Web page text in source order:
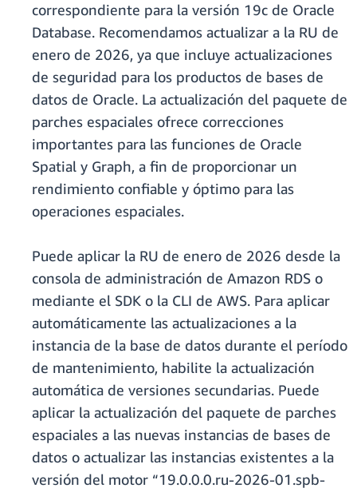
correspondiente para la versión 19c de Oracle
Database. Recomendamos actualizar a la RU de
enero de 2026, ya que incluye actualizaciones
de seguridad para los productos de bases de
datos de Oracle. La actualización del paquete de
parches espaciales ofrece correcciones
importantes para las funciones de Oracle
Spatial y Graph, a fin de proporcionar un
rendimiento confiable y óptimo para las
operaciones espaciales.
Puede aplicar la RU de enero de 2026 desde la
consola de administración de Amazon RDS o
mediante el SDK o la CLI de AWS. Para aplicar
automáticamente las actualizaciones a la
instancia de la base de datos durante el período
de mantenimiento, habilite la actualización
automática de versiones secundarias. Puede
aplicar la actualización del paquete de parches
espaciales a las nuevas instancias de bases de
datos o actualizar las instancias existentes a la
versión del motor “19.0.0.0.ru-2026-01.spb-